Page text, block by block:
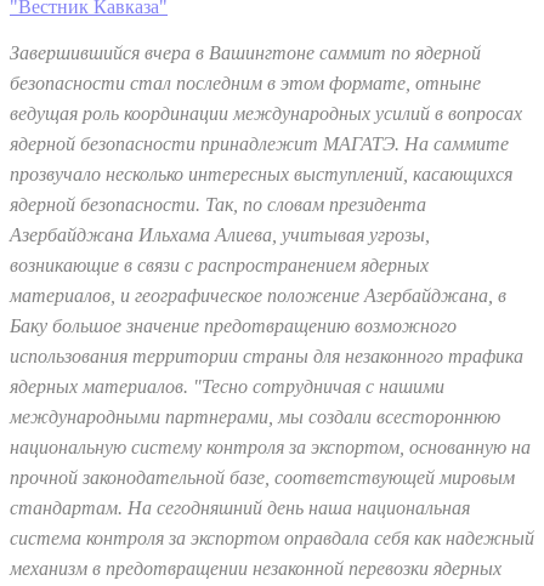
"Вестник Кавказа"
Завершившийся вчера в Вашингтоне саммит по ядерной
безопасности стал последним в этом формате, отныне
ведущая роль координации международных усилий в вопросах
ядерной безопасности принадлежит МАГАТЭ. На саммите
прозвучало несколько интересных выступлений, касающихся
ядерной безопасности. Так, по словам президента
Азербайджана Ильхама Алиева, учитывая угрозы,
возникающие в связи с распространением ядерных
материалов, и географическое положение Азербайджана, в
Баку большое значение предотвращению возможного
использования территории страны для незаконного трафика
ядерных материалов. "Тесно сотрудничая с нашими
международными партнерами, мы создали всестороннюю
национальную систему контроля за экспортом, основанную на
прочной законодательной базе, соответствующей мировым
стандартам. На сегодняшний день наша национальная
система контроля за экспортом оправдала себя как надежный
механизм в предотвращении незаконной перевозки ядерных